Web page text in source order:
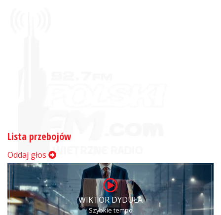
Lista przebojów
Oddaj głos
WIKTOR DYDUŁA
Szybkie tempo